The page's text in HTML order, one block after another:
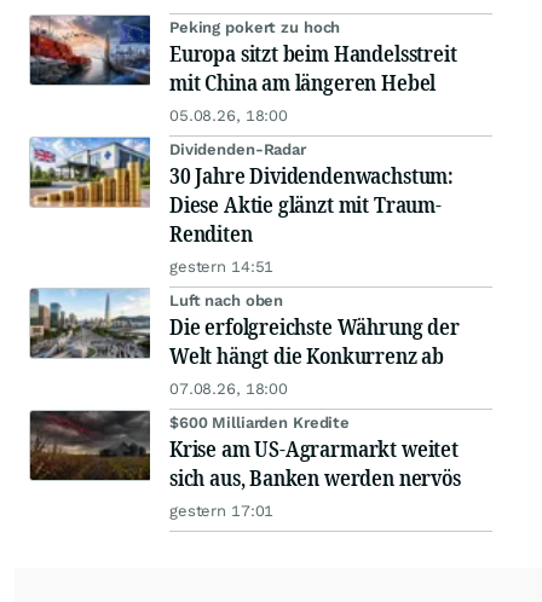
Peking pokert zu hoch
Europa sitzt beim Handelsstreit
mit China am längeren Hebel
05.08.26, 18:00
Dividenden-Radar
30 Jahre Dividendenwachstum:
Diese Aktie glänzt mit Traum-
Renditen
gestern 14:51
Luft nach oben
Die erfolgreichste Währung der
Welt hängt die Konkurrenz ab
07.08.26, 18:00
$600 Milliarden Kredite
Krise am US-Agrarmarkt weitet
sich aus, Banken werden nervös
gestern 17:01